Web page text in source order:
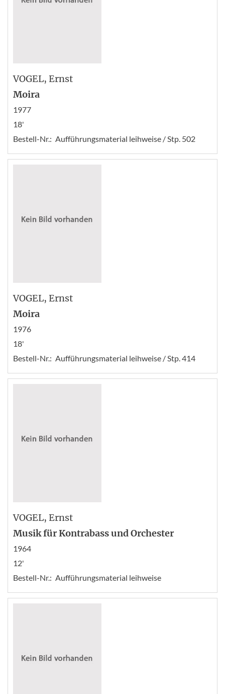
VOGEL, Ernst
Moira
1977
18'
Bestell-Nr.: Aufführungsmaterial leihweise / Stp. 502
VOGEL, Ernst
Moira
1976
18'
Bestell-Nr.: Aufführungsmaterial leihweise / Stp. 414
VOGEL, Ernst
Musik für Kontrabass und Orchester
1964
12'
Bestell-Nr.: Aufführungsmaterial leihweise